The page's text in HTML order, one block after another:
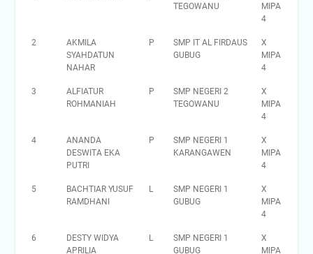
TEGOWANU
MIPA
4
2
AKMILA
SYAHDATUN
NAHAR
P
SMP IT AL FIRDAUS
GUBUG
X
MIPA
4
3
ALFIATUR
ROHMANIAH
P
SMP NEGERI 2
TEGOWANU
X
MIPA
4
4
ANANDA
DESWITA EKA
PUTRI
P
SMP NEGERI 1
KARANGAWEN
X
MIPA
4
5
BACHTIAR YUSUF
RAMDHANI
L
SMP NEGERI 1
GUBUG
X
MIPA
4
6
DESTY WIDYA
APRILIA
L
SMP NEGERI 1
GUBUG
X
MIPA